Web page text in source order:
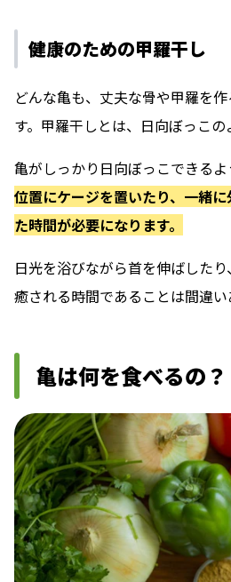
健康のための甲羅干し
どんな亀も、丈夫な骨や甲羅を
す。 甲羅干しとは、日向ぼっこの
亀がしっかり日向ぼっこできるよ
位置にケージを置いたり、一緒
た時間が必要になります。
日光を浴びながら首を伸ばした
癒される時間であることは間違い
亀は何を食べるの？